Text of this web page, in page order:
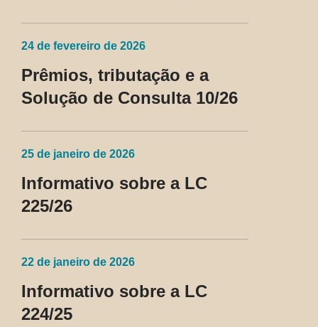
24 de fevereiro de 2026
Prêmios, tributação e a
Solução de Consulta 10/26
25 de janeiro de 2026
Informativo sobre a LC
225/26
22 de janeiro de 2026
Informativo sobre a LC
224/25